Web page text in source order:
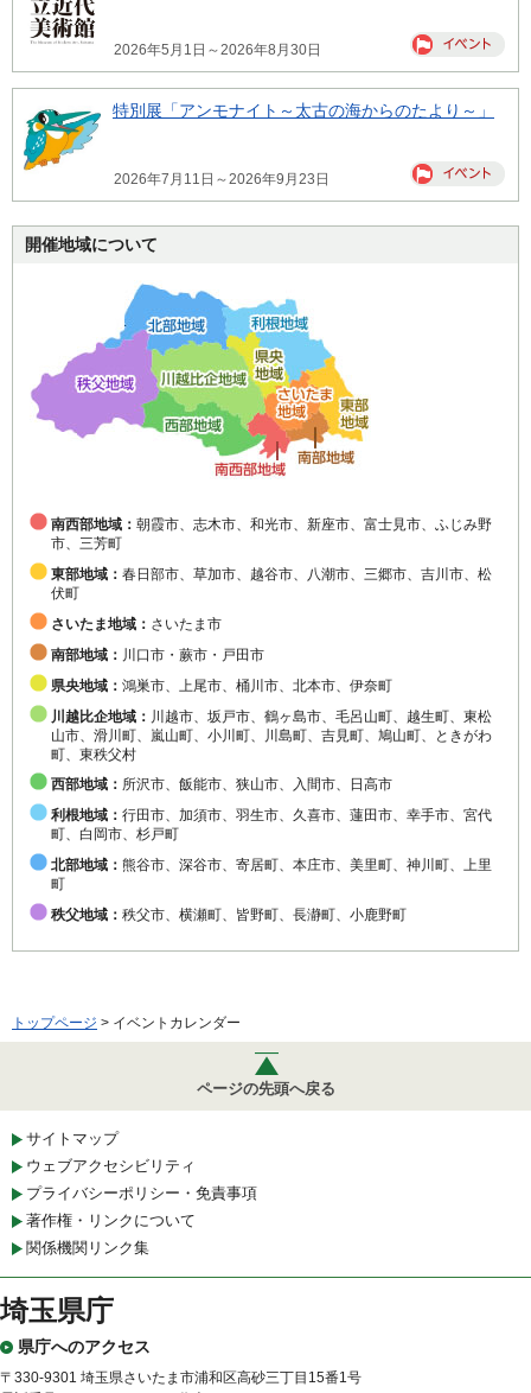
2026年5月1日～2026年8月30日
特別展「アンモナイト～太古の海からのたより～」
2026年7月11日～2026年9月23日
開催地域について
南西部地域： 朝霞市、志木市、和光市、新座市、富士見市、ふじみ野
市、三芳町
東部地域： 春日部市、草加市、越谷市、八潮市、三郷市、吉川市、松
伏町
さいたま地域： さいたま市
南部地域： 川口市・蕨市・戸田市
県央地域： 鴻巣市、上尾市、桶川市、北本市、伊奈町
川越比企地域： 川越市、坂戸市、鶴ヶ島市、毛呂山町、越生町、東松
山市、滑川町、嵐山町、小川町、川島町、吉見町、鳩山町、ときがわ
町、東秩父村
西部地域： 所沢市、飯能市、狭山市、入間市、日高市
利根地域： 行田市、加須市、羽生市、久喜市、蓮田市、幸手市、宮代
町、白岡市、杉戸町
北部地域： 熊谷市、深谷市、寄居町、本庄市、美里町、神川町、上里
町
秩父地域： 秩父市、横瀬町、皆野町、長瀞町、小鹿野町
トップページ > イベントカレンダー
ページの先頭へ戻る
サイトマップ
ウェブアクセシビリティ
プライバシーポリシー・免責事項
著作権・リンクについて
関係機関リンク集
埼玉県庁
県庁へのアクセス
〒330-9301 埼玉県さいたま市浦和区高砂三丁目15番1号